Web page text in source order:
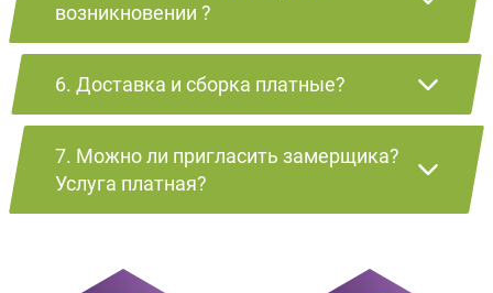
возникновении ?
6. Доставка и сборка платные?
7. Можно ли пригласить замерщика?
Услуга платная?